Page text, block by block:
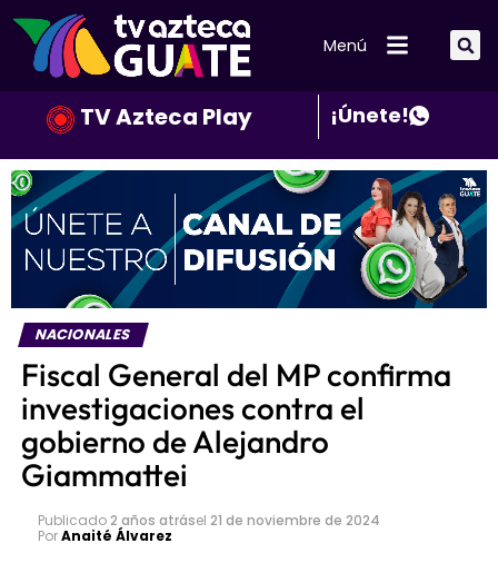
Menú
TV Azteca Play ¡Únete!
NACIONALES
Fiscal General del MP confirma
investigaciones contra el
gobierno de Alejandro
Giammattei
Publicado2 años atrásel 21 de noviembre de 2024
PorAnaité Álvarez